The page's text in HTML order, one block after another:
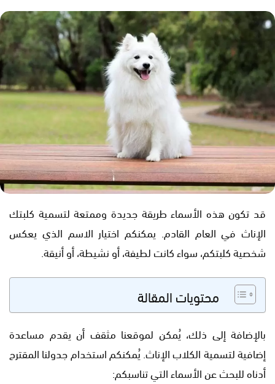
قد تكون هذه الأسماء طريقة جديدة وممتعة لتسمية كلبتك
الإناث في العام القادم. يمكنكم اختيار الاسم الذي يعكس
شخصية كلبتكم، سواء كانت لطيفة، أو نشيطة، أو أنيقة.
محتويات المقالة
بالإضافة إلى ذلك، يُمكن لموقعنا مثقف أن يقدم مساعدة
إضافية لتسمية الكلاب الإناث. يُمكنكم استخدام جدولنا المقترح
أدناه للبحث عن الأسماء التي تناسبكم: